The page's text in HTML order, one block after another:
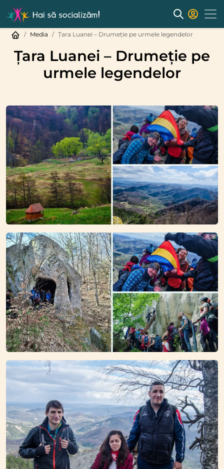
Media Țara Luanei – Drumeție pe urmele legendelor
Țara Luanei – Drumeție pe
urmele legendelor